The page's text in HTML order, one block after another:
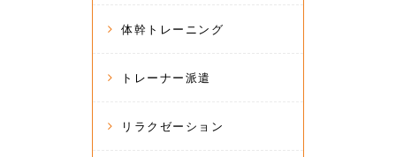
体幹トレーニング
トレーナー派遣
リラクゼーション